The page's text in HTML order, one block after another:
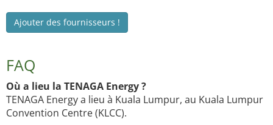
Ajouter des fournisseurs !
FAQ
Où a lieu la TENAGA Energy ?
TENAGA Energy a lieu à Kuala Lumpur, au Kuala Lumpur
Convention Centre (KLCC).